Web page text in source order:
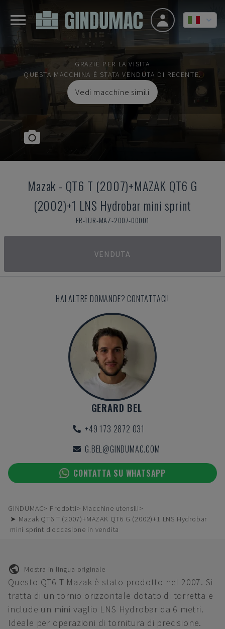
GRAZIE PER LA VISITA
QUESTA MACCHINA È STATA VENDUTA DI RECENTE.
Vedi macchine simili
Mazak - QT6 T (2007)+MAZAK QT6 G
(2002)+1 LNS Hydrobar mini sprint
FR-TUR-MAZ-2007-00001
VENDUTA
HAI ALTRE DOMANDE? CONTATTACI!
GERARD BEL
+49 173 2872 031
G.BEL@GINDUMAC.COM
CONTATTA SU WHATSAPP
GINDUMAC Prodotti
Macchine utensili
➤ Mazak QT6 T (2007)+MAZAK QT6 G (2002)+1 LNS Hydrobar
mini sprint d'occasione in vendita
Mostra in lingua originale
Questo QT6 T Mazak è stato prodotto nel 2007. Si
tratta di un tornio orizzontale dotato di torretta e
include un mini vaglio LNS Hydrobar da 6 metri.
Ideale per operazioni di tornitura di precisione.